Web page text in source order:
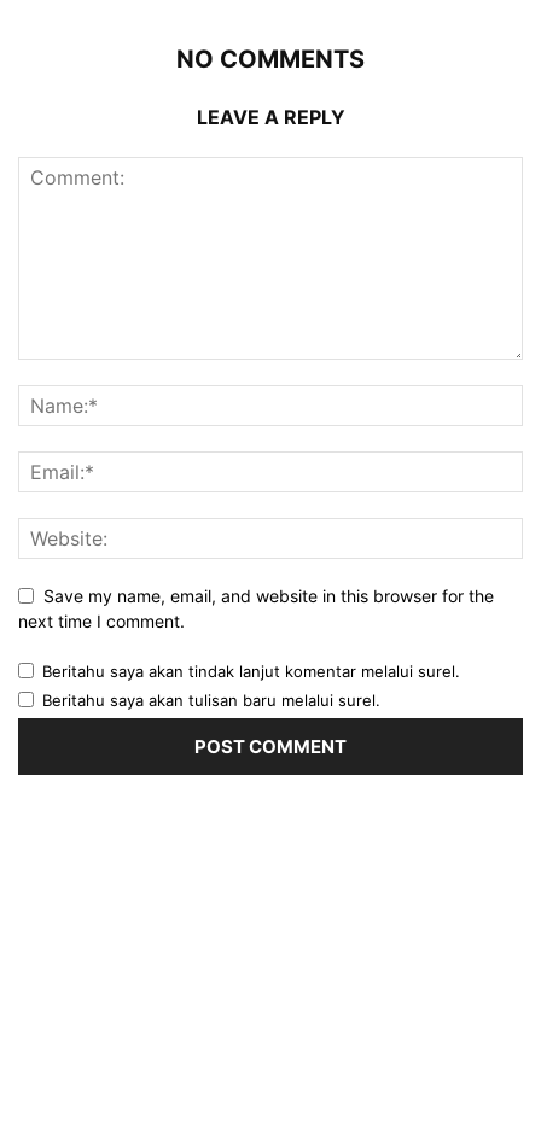
NO COMMENTS
LEAVE A REPLY
Save my name, email, and website in this browser for the
next time I comment.
Beritahu saya akan tindak lanjut komentar melalui surel.
Beritahu saya akan tulisan baru melalui surel.